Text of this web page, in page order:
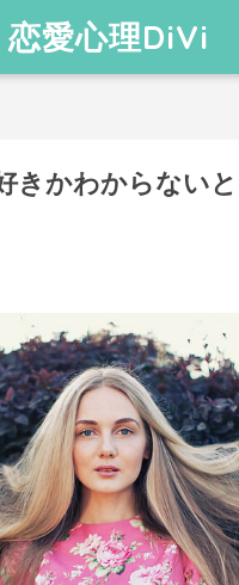
恋愛心理DiVi
きかわからない